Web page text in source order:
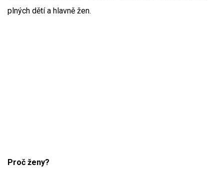
plných dětí a hlavně žen.
Proč ženy?